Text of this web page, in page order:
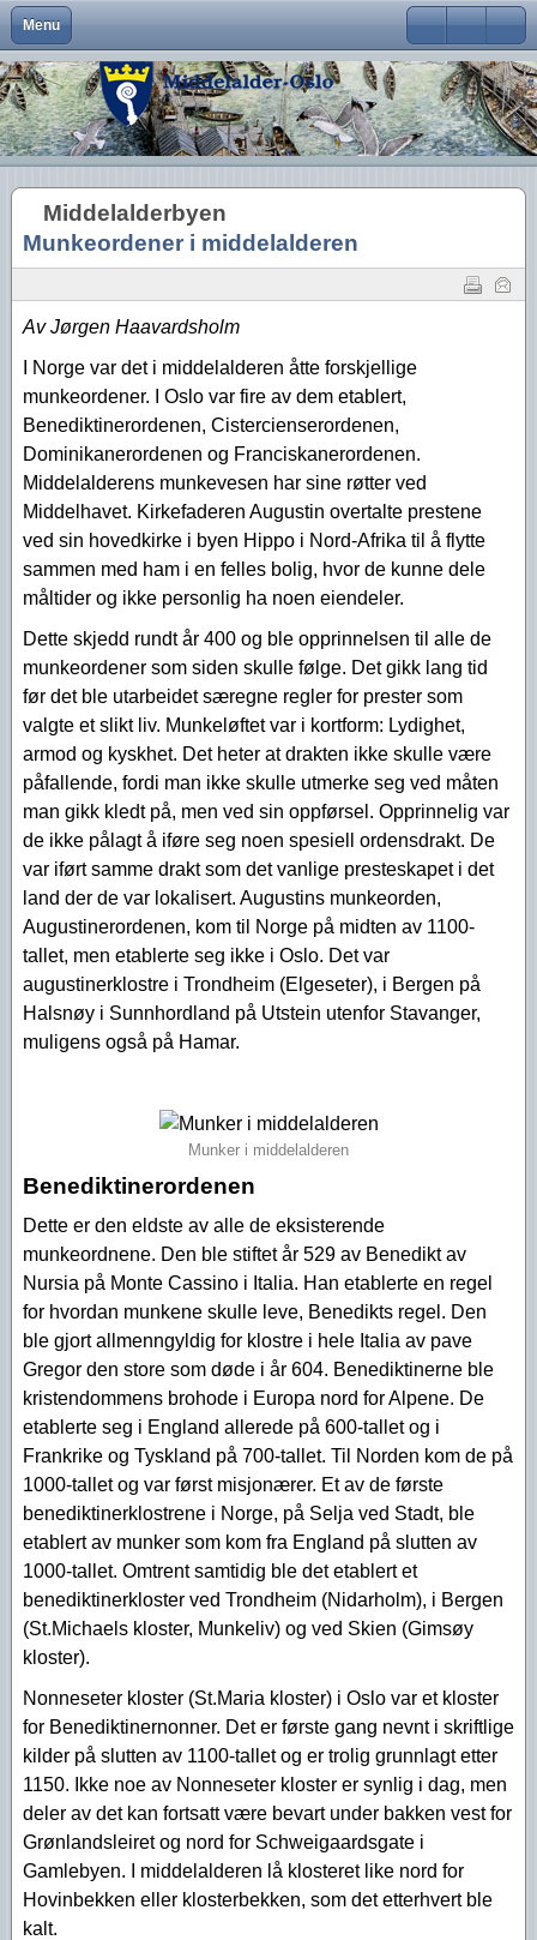
Menu Close
Om Middelalder-Oslo
Hva er Middelalder-Oslo?
Hva vi vil
Aktiviteter
Middelalderbyen i dag
Oslo i middelalderen
Lederartikler
Medlemsfordeler og faste arrangementer
Vedtekter
Foreningens navn og logo
Gangvaktprisen
Styremedlemmer
Kontakt oss
Kontaktinfo
Formål
Visjon
Handlingsplan
Middelalderbyens framtid
Uttalelser
Møter og foredrag
Våre arrangementer
Medlemsturer
Andres arrangementer
Gjennomførte arrangementer
Gjennomførte turer
Middelalderbeltet
Middelalderparken
Presse
Middelalderbyen
Dagligliv
Arkeologiske funn
Ny viten
Medlemsblad
Brukernavn
Passord
Husk meg
Glemt ditt passord?
Glemt ditt brukernavn?
Middelalderbyen
Munkeordener i middelalderen
Av Jørgen Haavardsholm
I Norge var det i middelalderen åtte forskjellige
munkeordener. I Oslo var fire av dem etablert,
Benediktinerordenen, Cistercienserordenen,
Dominikanerordenen og Franciskanerordenen.
Middelalderens munkevesen har sine røtter ved
Middelhavet. Kirkefaderen Augustin overtalte prestene
ved sin hovedkirke i byen Hippo i Nord-Afrika til å flytte
sammen med ham i en felles bolig, hvor de kunne dele
måltider og ikke personlig ha noen eiendeler.
Dette skjedd rundt år 400 og ble opprinnelsen til alle de
munkeordener som siden skulle følge. Det gikk lang tid
før det ble utarbeidet særegne regler for prester som
valgte et slikt liv. Munkeløftet var i kortform: Lydighet,
armod og kyskhet. Det heter at drakten ikke skulle være
påfallende, fordi man ikke skulle utmerke seg ved måten
man gikk kledt på, men ved sin oppførsel. Opprinnelig var
de ikke pålagt å iføre seg noen spesiell ordensdrakt. De
var iført samme drakt som det vanlige presteskapet i det
land der de var lokalisert. Augustins munkeorden,
Augustinerordenen, kom til Norge på midten av 1100-
tallet, men etablerte seg ikke i Oslo. Det var
augustinerklostre i Trondheim (Elgeseter), i Bergen på
Halsnøy i Sunnhordland på Utstein utenfor Stavanger,
muligens også på Hamar.
Munker i middelalderen
Benediktinerordenen
Dette er den eldste av alle de eksisterende
munkeordnene. Den ble stiftet år 529 av Benedikt av
Nursia på Monte Cassino i Italia. Han etablerte en regel
for hvordan munkene skulle leve, Benedikts regel. Den
ble gjort allmenngyldig for klostre i hele Italia av pave
Gregor den store som døde i år 604. Benediktinerne ble
kristendommens brohode i Europa nord for Alpene. De
etablerte seg i England allerede på 600-tallet og i
Frankrike og Tyskland på 700-tallet. Til Norden kom de på
1000-tallet og var først misjonærer. Et av de første
benediktinerklostrene i Norge, på Selja ved Stadt, ble
etablert av munker som kom fra England på slutten av
1000-tallet. Omtrent samtidig ble det etablert et
benediktinerkloster ved Trondheim (Nidarholm), i Bergen
(St.Michaels kloster, Munkeliv) og ved Skien (Gimsøy
kloster).
Nonneseter kloster (St.Maria kloster) i Oslo var et kloster
for Benediktinernonner. Det er første gang nevnt i skriftlige
kilder på slutten av 1100-tallet og er trolig grunnlagt etter
1150. Ikke noe av Nonneseter kloster er synlig i dag, men
deler av det kan fortsatt være bevart under bakken vest for
Grønlandsleiret og nord for Schweigaardsgate i
Gamlebyen. I middelalderen lå klosteret like nord for
Hovinbekken eller klosterbekken, som det etterhvert ble
kalt.